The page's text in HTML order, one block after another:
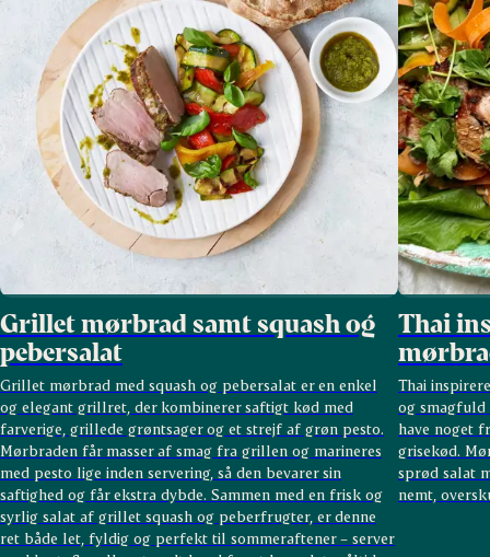
Grillet mørbrad samt squash og
pebersalat
Grillet mørbrad med squash og pebersalat er en enkel
og elegant grillret, der kombinerer saftigt kød med
farverige, grillede grøntsager og et strejf af grøn pesto.
Mørbraden får masser af smag fra grillen og marineres
med pesto lige inden servering, så den bevarer sin
saftighed og får ekstra dybde. Sammen med en frisk og
syrlig salat af grillet squash og peberfrugter, er denne
ret både let, fyldig og perfekt til sommeraftener – server
Thai
Thai
og smagfuld
have noget
grisekød.
sprød salat
nemt,